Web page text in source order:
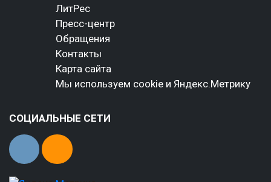
ЛитРес
Пресс-центр
Обращения
Контакты
Карта сайта
Мы используем cookie и Яндекс.Метрику
СОЦИАЛЬНЫЕ СЕТИ